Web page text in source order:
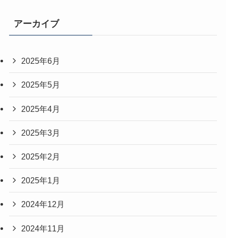
アーカイブ
2025年6月
2025年5月
2025年4月
2025年3月
2025年2月
2025年1月
2024年12月
2024年11月